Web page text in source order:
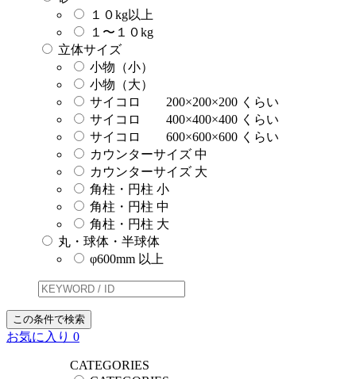
１０kg以上
１〜１０kg
立体サイズ
小物（小）
小物（大）
サイコロ 200×200×200 くらい
サイコロ 400×400×400 くらい
サイコロ 600×600×600 くらい
カウンターサイズ 中
カウンターサイズ 大
角柱・円柱 小
角柱・円柱 中
角柱・円柱 大
丸・球体・半球体
φ600mm 以上
この条件で検索
お気に入り 0
CATEGORIES